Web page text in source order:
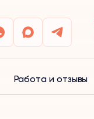
Работа и отзывы